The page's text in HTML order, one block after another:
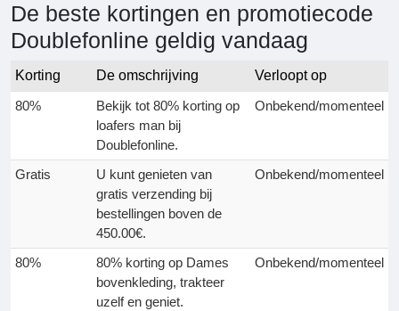
De beste kortingen en promotiecode
Doublefonline geldig vandaag
Korting De omschrijving
Verloopt op
80%
Bekijk tot 80% korting op
loafers man bij
Doublefonline.
Onbekend/momenteel
Gratis
U kunt genieten van
gratis verzending bij
bestellingen boven de
450.00€.
Onbekend/momenteel
80%
80% korting op Dames
bovenkleding, trakteer
uzelf en geniet.
Onbekend/momenteel